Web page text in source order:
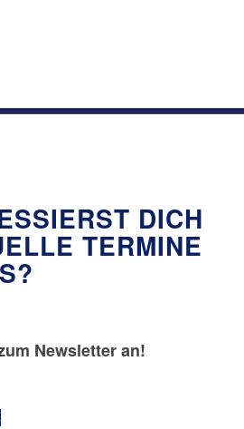
DICH
TERMINE
Newsletter an!